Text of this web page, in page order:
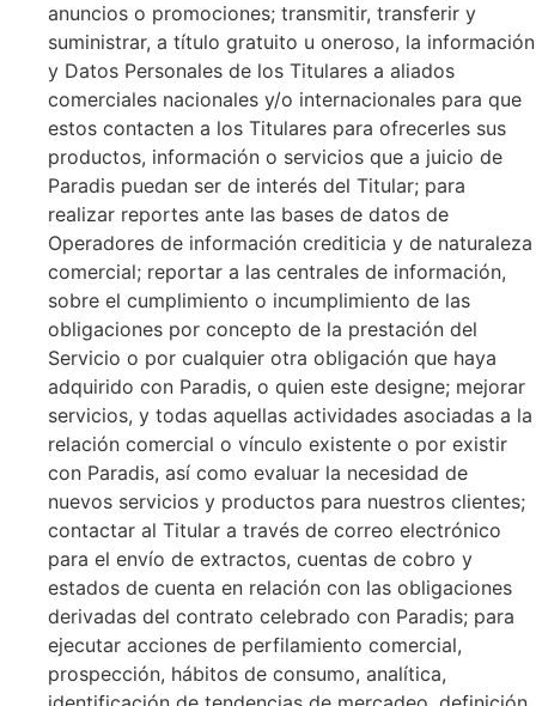
anuncios o promociones; transmitir, transferir y
suministrar, a título gratuito u oneroso, la información
y Datos Personales de los Titulares a aliados
comerciales nacionales y/o internacionales para que
estos contacten a los Titulares para ofrecerles sus
productos, información o servicios que a juicio de
Paradis puedan ser de interés del Titular; para
realizar reportes ante las bases de datos de
Operadores de información crediticia y de naturaleza
comercial; reportar a las centrales de información,
sobre el cumplimiento o incumplimiento de las
obligaciones por concepto de la prestación del
Servicio o por cualquier otra obligación que haya
adquirido con Paradis, o quien este designe; mejorar
servicios, y todas aquellas actividades asociadas a la
relación comercial o vínculo existente o por existir
con Paradis, así como evaluar la necesidad de
nuevos servicios y productos para nuestros clientes;
contactar al Titular a través de correo electrónico
para el envío de extractos, cuentas de cobro y
estados de cuenta en relación con las obligaciones
derivadas del contrato celebrado con Paradis; para
ejecutar acciones de perfilamiento comercial,
prospección, hábitos de consumo, analítica,